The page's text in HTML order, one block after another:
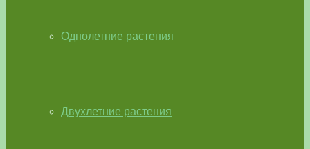
Однолетние растения
Двухлетние растения